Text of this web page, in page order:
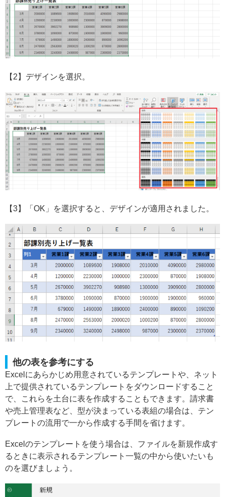
【2】デザインを選択。
【3】「OK」を選択すると、デザインが適用されました。
他の表を参考にする
Excelにあらかじめ用意されているテンプレートや、ネット
上で提供されているテンプレートをダウンロードすること
で、これらを土台に表を作成することもできます。請求書
や売上管理表など、型が決まっている表組の場合は、テン
プレートの流用で一から作成する手間を省けます。
Excelのテンプレートを使う場合は、ファイルを新規作成す
るときに表示されるテンプレート一覧の中から使いたいも
のを選びましょう。